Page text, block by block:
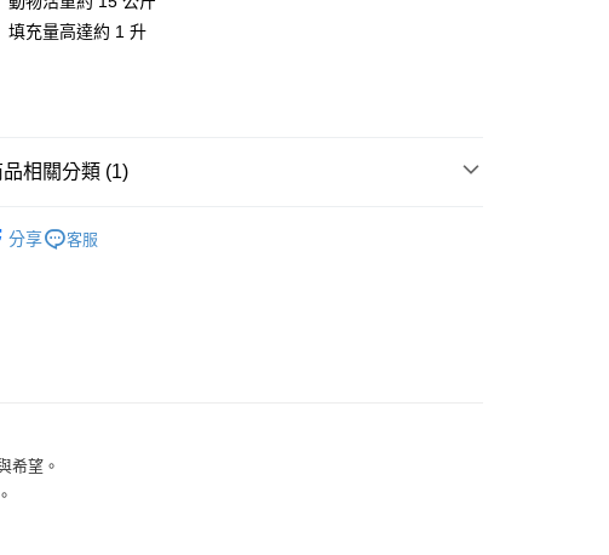
Pay
付
取貨付款
NT$80，滿NT$999(含以上)免運費
填充量高達約 1 升
品相關分類 (1)
分享
客服
希望。